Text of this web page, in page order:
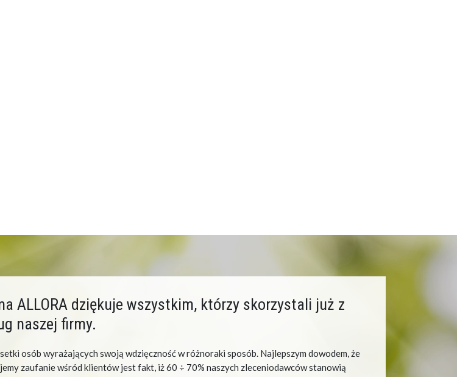
ALLORA dziękuje wszystkim, którzy skorzystali już z
naszej firmy.
osób wyrażających swoją wdzięczność w różnoraki sposób. Najlepszym dowodem, że
zaufanie wśród klientów jest fakt, iż 60 ÷ 70% naszych zleceniodawców stanowią